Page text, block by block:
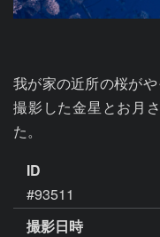
我が家の近所の桜が
撮影した金星とお月
た。
ID
#93511
撮影日時